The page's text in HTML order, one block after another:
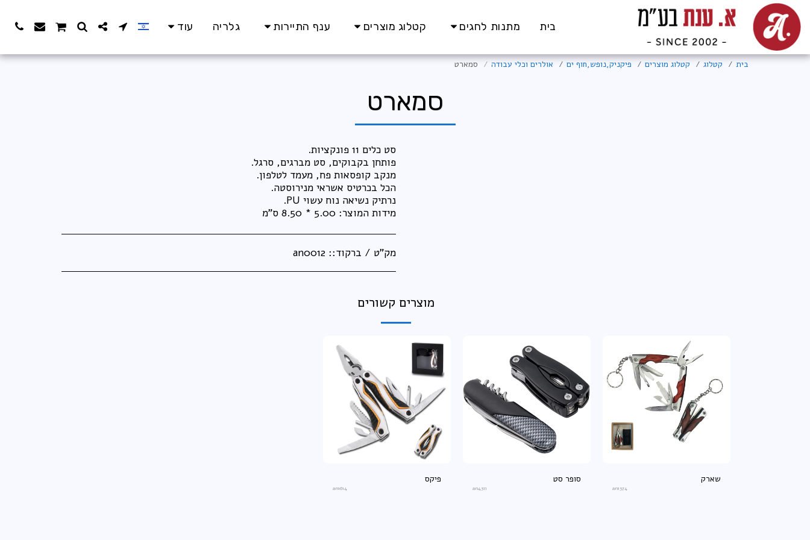
בית מתנות לחגים קטלוג מוצרים ענף התיירות גלריה עוד
בית קטלוג קטלוג מוצרים פיקניק,נופש,חוף ים אולרים וכלי עבודה סמארט
סמארט
מידות המוצר: 5.00 * 8.50 ס”מ
מק"ט / ברקוד:: an0012
מוצרים קשורים
שארק
an1374
סופר סט
an4311
פיקס
an1614